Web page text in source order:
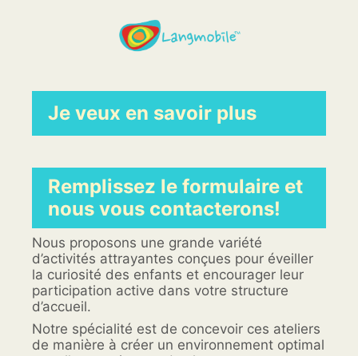
Je veux en savoir plus
Remplissez le formulaire et
nous vous contacterons!
Nous proposons une grande variété
d’activités attrayantes conçues pour éveiller
la curiosité des enfants et encourager leur
participation active dans votre structure
d’accueil.
Notre spécialité est de concevoir ces ateliers
de manière à créer un environnement optimal